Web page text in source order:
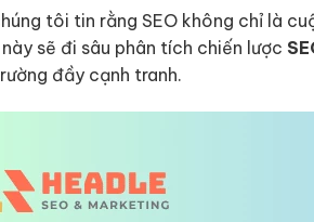
tôi tin rằng SEO không chỉ là
sẽ đi sâu phân tích chiến lược
đầy cạnh tranh.